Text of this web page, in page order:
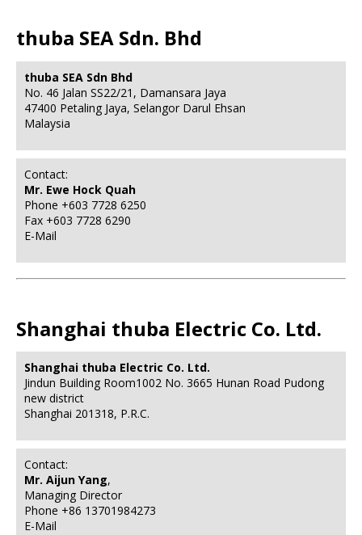
thuba SEA Sdn. Bhd
thuba SEA Sdn Bhd
No. 46 Jalan SS22/21, Damansara Jaya
47400 Petaling Jaya, Selangor Darul Ehsan
Malaysia
Contact:
Mr. Ewe Hock Quah
Phone +603 7728 6250
Fax +603 7728 6290
E-Mail
Shanghai thuba Electric Co. Ltd.
Shanghai thuba Electric Co. Ltd.
Jindun Building Room1002 No. 3665 Hunan Road Pudong
new district
Shanghai 201318, P.R.C.
Contact:
Mr. Aijun Yang,
Managing Director
Phone +86 13701984273
E-Mail